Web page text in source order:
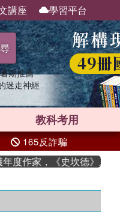
講座 學習平台
暑期推薦
迷走神經
教科考用
165反詐騙
作家，《史坎德》系列帶